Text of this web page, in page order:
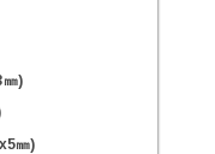
㎜)
㎜)